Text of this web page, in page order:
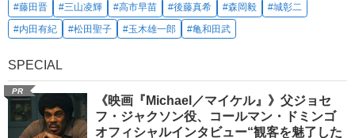
#藤田晋 #三山凌輝 #高市早苗 #後藤真希 #森岡毅
#城彰二
#内田有紀
#松田聖子 #玉木雄一郎 #亀和田武
SPECIAL
PR
《映画『Michael／マイケル』》父ジョセ
フ・ジャクソン役、コールマン・ドミンゴ
オフィシャルインタビュー“観客を魅了した